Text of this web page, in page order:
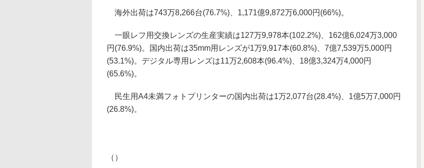
海外出荷は743万8,266台(76.7%)、1,171億9,872万6,000円(66%)。
一眼レフ用交換レンズの生産実績は127万9,978本(102.2%)、162億6,024万3,000
円(76.9%)。国内出荷は35mm用レンズが1万9,917本(60.8%)、7億7,539万5,000円
(53.1%)。デジタル専用レンズは11万2,608本(96.4%)、18億3,324万4,000円
(65.6%)。
民生用A4未満フォトプリンターの国内出荷は1万2,077台(28.4%)、1億5万7,000円
(26.8%)。
（）